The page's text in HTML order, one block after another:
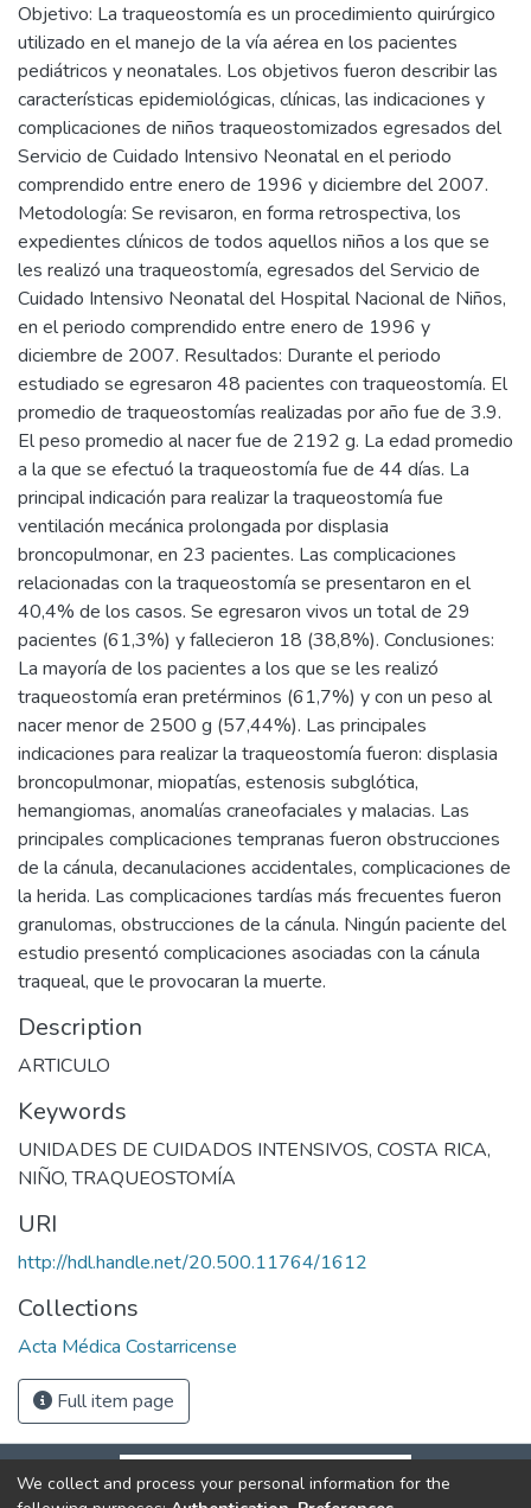
Objetivo: La traqueostomía es un procedimiento quirúrgico
utilizado en el manejo de la vía aérea en los pacientes
pediátricos y neonatales. Los objetivos fueron describir las
características epidemiológicas, clínicas, las indicaciones y
complicaciones de niños traqueostomizados egresados del
Servicio de Cuidado Intensivo Neonatal en el periodo
comprendido entre enero de 1996 y diciembre del 2007.
Metodología: Se revisaron, en forma retrospectiva, los
expedientes clínicos de todos aquellos niños a los que se
les realizó una traqueostomía, egresados del Servicio de
Cuidado Intensivo Neonatal del Hospital Nacional de Niños,
en el periodo comprendido entre enero de 1996 y
diciembre de 2007. Resultados: Durante el periodo
estudiado se egresaron 48 pacientes con traqueostomía. El
promedio de traqueostomías realizadas por año fue de 3.9.
El peso promedio al nacer fue de 2192 g. La edad promedio
a la que se efectuó la traqueostomía fue de 44 días. La
principal indicación para realizar la traqueostomía fue
ventilación mecánica prolongada por displasia
broncopulmonar, en 23 pacientes. Las complicaciones
relacionadas con la traqueostomía se presentaron en el
40,4% de los casos. Se egresaron vivos un total de 29
pacientes (61,3%) y fallecieron 18 (38,8%). Conclusiones:
La mayoría de los pacientes a los que se les realizó
traqueostomía eran pretérminos (61,7%) y con un peso al
nacer menor de 2500 g (57,44%). Las principales
indicaciones para realizar la traqueostomía fueron: displasia
broncopulmonar, miopatías, estenosis subglótica,
hemangiomas, anomalías craneofaciales y malacias. Las
principales complicaciones tempranas fueron obstrucciones
de la cánula, decanulaciones accidentales, complicaciones de
la herida. Las complicaciones tardías más frecuentes fueron
granulomas, obstrucciones de la cánula. Ningún paciente del
estudio presentó complicaciones asociadas con la cánula
traqueal, que le provocaran la muerte.
Description
ARTICULO
Keywords
UNIDADES DE CUIDADOS INTENSIVOS, COSTA RICA,
NIÑO,TRAQUEOSTOMÍA
URI
http://hdl.handle.net/20.500.11764/1612
Collections
Acta Médica Costarricense
Full item page
We collect and process your personal information for the